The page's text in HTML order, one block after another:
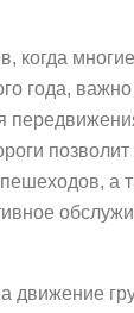
когда
года,
а
движение